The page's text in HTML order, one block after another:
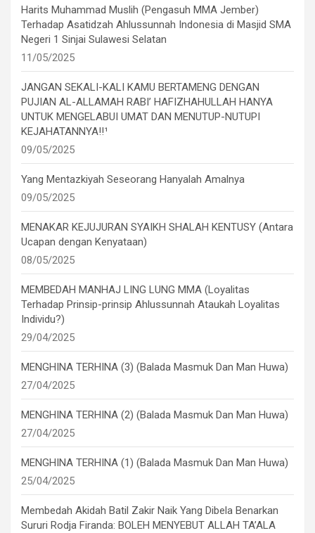
Harits Muhammad Muslih (Pengasuh MMA Jember)
Terhadap Asatidzah Ahlussunnah Indonesia di Masjid SMA
Negeri 1 Sinjai Sulawesi Selatan
11/05/2025
JANGAN SEKALI-KALI KAMU BERTAMENG DENGAN
PUJIAN AL-ALLAMAH RABI’ HAFIZHAHULLAH HANYA
UNTUK MENGELABUI UMAT DAN MENUTUP-NUTUPI
KEJAHATANNYA!!¹
09/05/2025
Yang Mentazkiyah Seseorang Hanyalah Amalnya
09/05/2025
MENAKAR KEJUJURAN SYAIKH SHALAH KENTUSY (Antara
Ucapan dengan Kenyataan)
08/05/2025
MEMBEDAH MANHAJ LING LUNG MMA (Loyalitas
Terhadap Prinsip-prinsip Ahlussunnah Ataukah Loyalitas
Individu?)
29/04/2025
MENGHINA TERHINA (3) (Balada Masmuk Dan Man Huwa)
27/04/2025
MENGHINA TERHINA (2) (Balada Masmuk Dan Man Huwa)
27/04/2025
MENGHINA TERHINA (1) (Balada Masmuk Dan Man Huwa)
25/04/2025
Membedah Akidah Batil Zakir Naik Yang Dibela Benarkan
Sururi Rodja Firanda: BOLEH MENYEBUT ALLAH TA’ALA